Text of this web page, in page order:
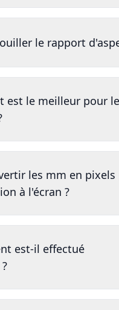
le rapport
est le meilleur pour
les mm en pixels
à l'écran ?
est-il effectué